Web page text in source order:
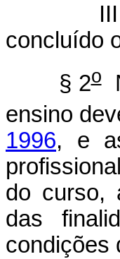
concluído
§ 2o
ensino
1996, e
do curso,
das
condições